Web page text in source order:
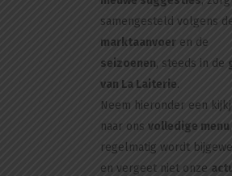
samengesteld volgens
marktaanvoer
en de
seizoenen , steeds in de
van La Laiterie.
Neem hieronder een
naar ons volledige menu
regelmatig wordt
en vergeet niet onze